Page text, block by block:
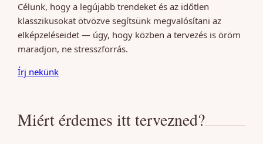
Célunk, hogy a legújabb trendeket és az időtlen
klasszikusokat ötvözve segítsünk megvalósítani az
elképzeléseidet — úgy, hogy közben a tervezés is öröm
maradjon, ne stresszforrás.
Írj nekünk
Miért érdemes itt tervezned?